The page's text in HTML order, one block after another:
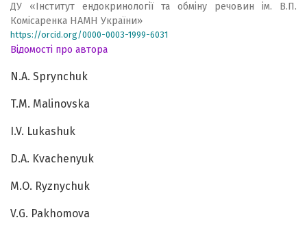
ДУ «Інститут ендокринології та обміну речовин ім. В.П.
Комісаренка НАМН України»
https://orcid.org/0000-0003-1999-6031
Відомості про автора
N.A. Sprynchuk
T.M. Malinovska
I.V. Lukashuk
D.A. Kvachenyuk
M.O. Ryznychuk
V.G. Pakhomova